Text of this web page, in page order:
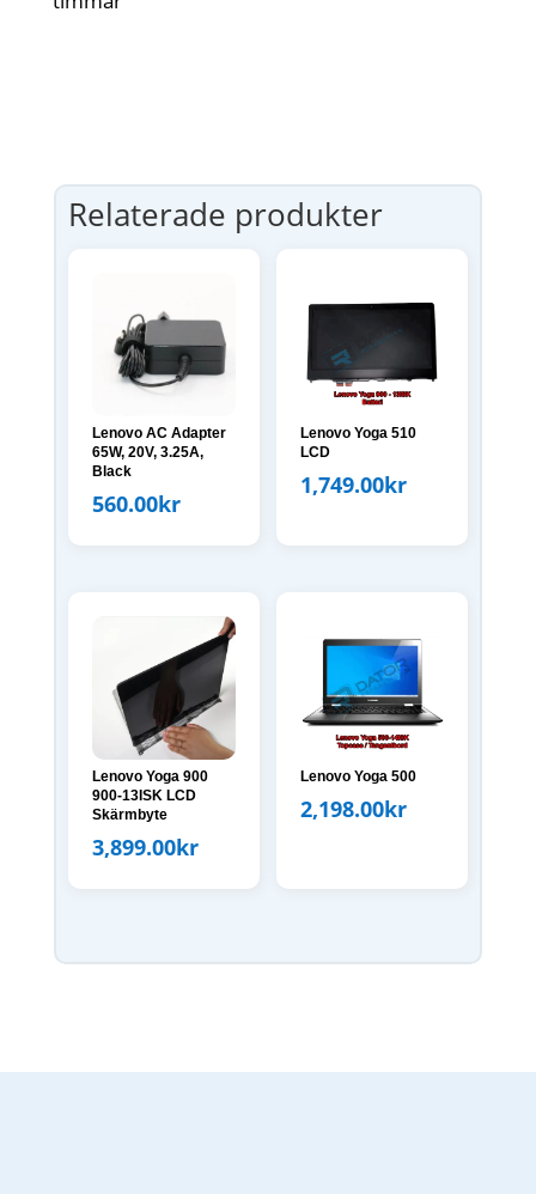
Relaterade produkter
Lenovo AC Adapter
65W, 20V, 3.25A,
Black
560.00kr
Lenovo Yoga 510
LCD
1,749.00kr
Lenovo Yoga 900
900-13ISK LCD
Skärmbyte
3,899.00kr
Lenovo Yoga 500
2,198.00kr